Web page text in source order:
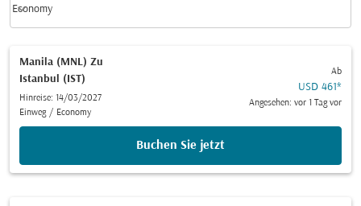
Kabinenklasse option Economy Selected
Economy
keyboard_arrow_down
Manila (MNL) Zu
Istanbul (IST)
Hinreise: 14/03/2027
Einweg / Economy
Ab
USD 461*
Angesehen: vor 1 Tag vor
Buchen Sie jetzt